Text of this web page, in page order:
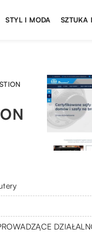
STYL I MODA SZTUKA